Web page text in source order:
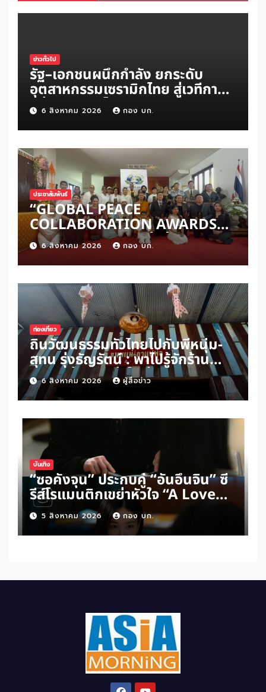
ข่าวทั่วไป
รัฐ–เอกชนผนึกกำลัง ยกระดับ
อุตสาหกรรมเซรามิกไทย สู่เวทีการ
แข่งขันระดับโลก
6 สิงหาคม 2026 กอง บก.
ประชาสัมพันธ์
“GLOBAL PEACE
COLLABORATION AWARDS
2026” เปิดเวทีเชิดชูผู้สร้าง
สันติภาพโลก ดันแนวคิด ‘สันติภาพ
เริ่มต้นจากหัวใจมนุษย์’ สู่ความร่วม
มือระดับนานาชาติ
6 สิงหาคม 2026 กอง บก.
ท่องเที่ยว
ถิ่นวัฒนธรรมทั่วไทยไปกับพี่หนุ่ม-
สุทน รุ่งธัญรัตน์ : พาไปรู้จักร้าน
ขนมแม่กาแฟพ่อในย่านสวนเกษตร
อำเภออัมพวา จังหวัดสมุทรสงคราม
6 สิงหาคม 2026 ผู้สื่อข่าว
บันเทิง
“ซอคังจุน” ประกบคู่ “อันอึนจิน” ซี
รีส์โรแมนติกเขย่าหัวใจ “A Love
Other Than Yours”
5 สิงหาคม 2026 กอง บก.